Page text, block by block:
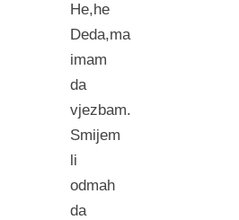
He,he
Deda,ma
imam
da
vjezbam.
Smijem
li
odmah
da